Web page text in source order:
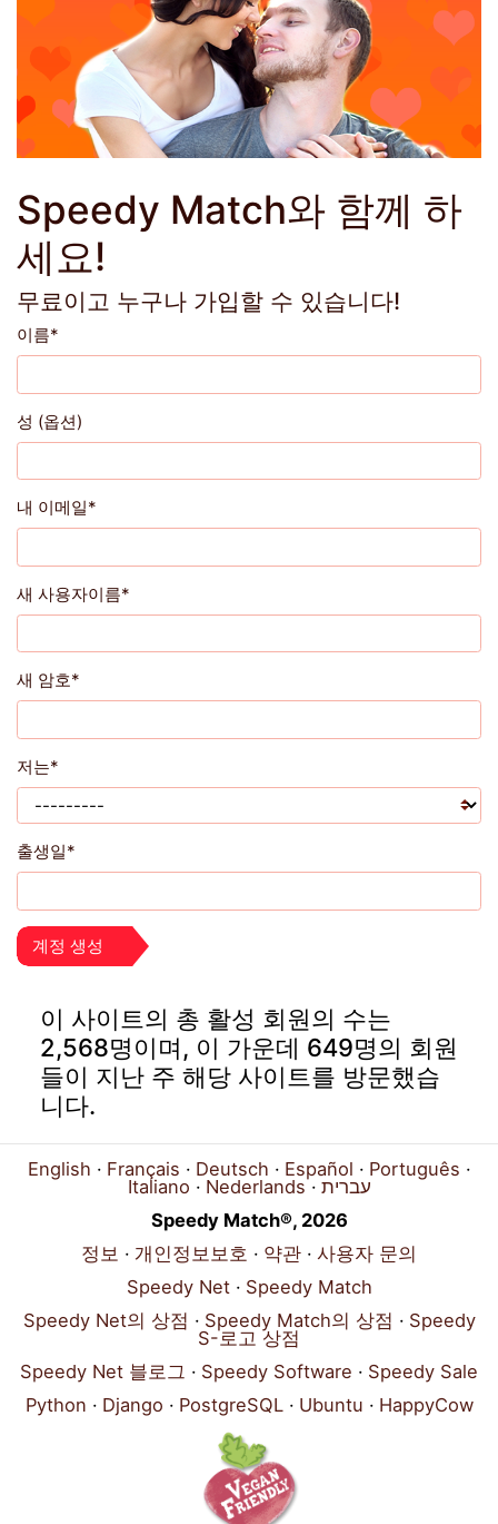
Speedy Match와 함께 하
세요!
무료이고 누구나 가입할 수 있습니다!
이름*
성 (옵션)
내 이메일*
새 사용자이름*
새 암호*
저는*
출생일*
이 사이트의 총 활성 회원의 수는
2,568명이며, 이 가운데 649명의 회원
들이 지난 주 해당 사이트를 방문했습
니다.
English Français Deutsch Español
Português
Italiano
Nederlands
עברית
Speedy Match®, 2026
정보
개인정보보호 약관
사용자 문의
Speedy Net
Speedy Match
Speedy Net의 상점
Speedy Match의 상점
Speedy
S-로고 상점
Speedy Net 블로그
Speedy Software
Speedy Sale
Python
Django PostgreSQL Ubuntu HappyCow